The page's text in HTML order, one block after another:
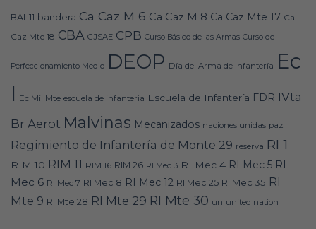
BAI-11 bandera Ca Caz M 6 Ca Caz M 8 Ca Caz Mte 17 Ca
Caz Mte 18 CBA CJSAE CPB Curso Básico de las Armas Curso de
Perfeccionamiento Medio DEOP Día del Arma de Infantería Ec
I Ec Mil Mte escuela de infanteria Escuela de Infantería FDR IVta
Br Aerot Malvinas Mecanizados naciones unidas paz
Regimiento de Infantería de Monte 29 reserva RI 1
RIM 10 RIM 11 RIM 16 RIM 26 RI Mec 3 RI Mec 4 RI Mec 5 RI
Mec 6 RI Mec 7 RI Mec 8 RI Mec 12 RI Mec 25 RI Mec 35 RI
Mte 9 RI Mte 28 RI Mte 29 RI Mte 30 un united nation